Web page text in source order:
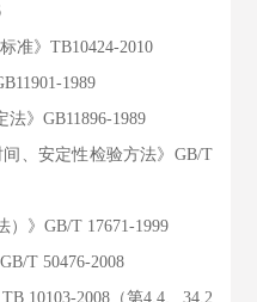
63-2006
准》TB10424-2010
1989
法》GB11896-1989
间、安定性检验方法》GB/T
）》GB/T 17671-1999
T 50476-2008
10103-2008（第4.4、34.2